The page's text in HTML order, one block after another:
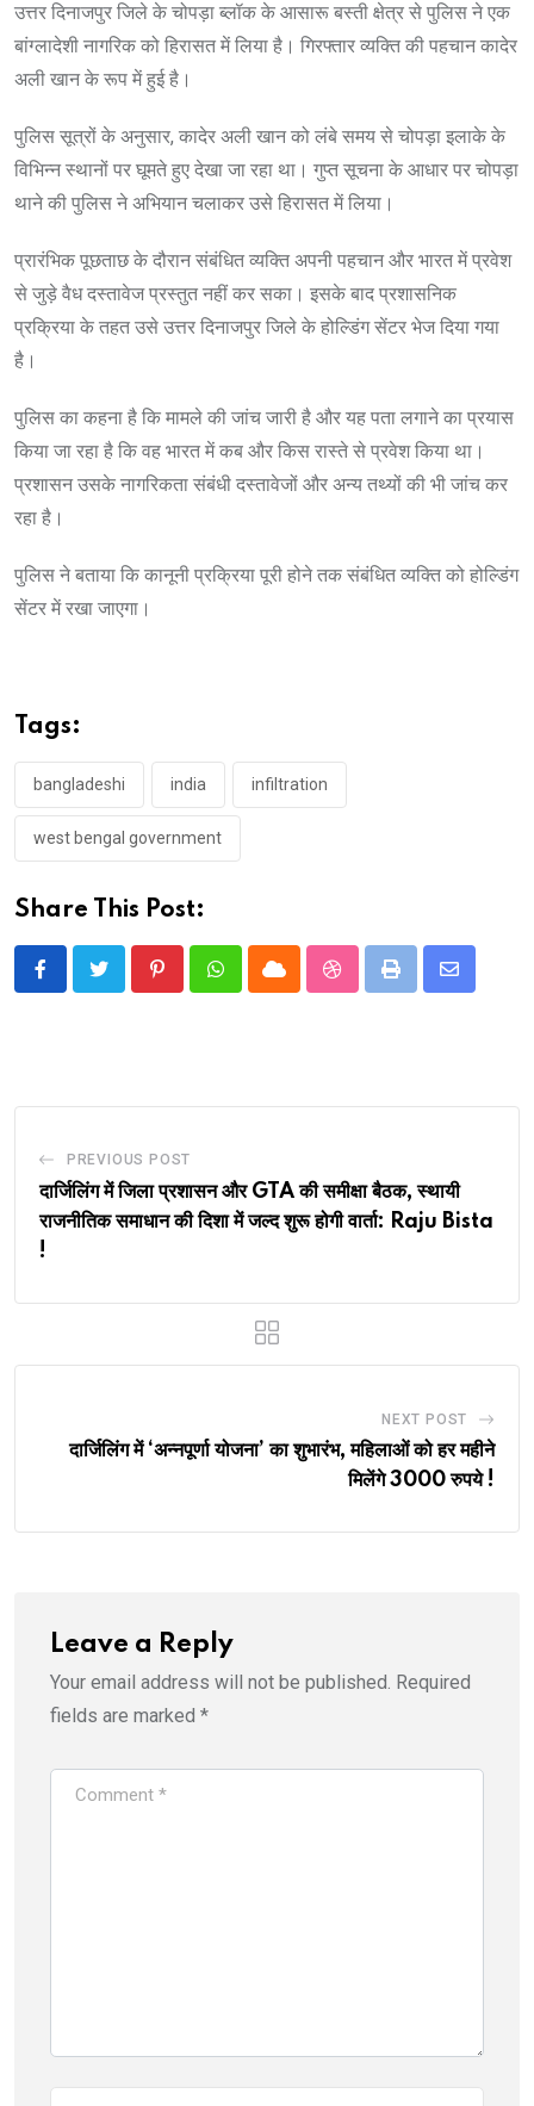
उत्तर दिनाजपुर जिले के चोपड़ा ब्लॉक के आसारू बस्ती क्षेत्र से पुलिस ने एक
बांग्लादेशी नागरिक को हिरासत में लिया है। गिरफ्तार व्यक्ति की पहचान कादेर
अली खान के रूप में हुई है।
पुलिस सूत्रों के अनुसार, कादेर अली खान को लंबे समय से चोपड़ा इलाके के
विभिन्न स्थानों पर घूमते हुए देखा जा रहा था। गुप्त सूचना के आधार पर चोपड़ा
थाने की पुलिस ने अभियान चलाकर उसे हिरासत में लिया।
प्रारंभिक पूछताछ के दौरान संबंधित व्यक्ति अपनी पहचान और भारत में प्रवेश
से जुड़े वैध दस्तावेज प्रस्तुत नहीं कर सका। इसके बाद प्रशासनिक
प्रक्रिया के तहत उसे उत्तर दिनाजपुर जिले के होल्डिंग सेंटर भेज दिया गया
है।
पुलिस का कहना है कि मामले की जांच जारी है और यह पता लगाने का प्रयास
किया जा रहा है कि वह भारत में कब और किस रास्ते से प्रवेश किया था।
प्रशासन उसके नागरिकता संबंधी दस्तावेजों और अन्य तथ्यों की भी जांच कर
रहा है।
पुलिस ने बताया कि कानूनी प्रक्रिया पूरी होने तक संबंधित व्यक्ति को होल्डिंग
सेंटर में रखा जाएगा।
Tags:
bangladeshi india infiltration
west bengal government
Share This Post:
PinterestWhatsappCloud StumbleUpon
Print
Share
PREVIOUS POST
दार्जिलिंग में जिला प्रशासन और GTA की समीक्षा बैठक, स्थायी
राजनीतिक समाधान की दिशा में जल्द शुरू होगी वार्ता: Raju Bista
!
NEXT POST
दार्जिलिंग में ‘अन्नपूर्णा योजना’ का शुभारंभ, महिलाओं को हर महीने
मिलेंगे 3000 रुपये !
Leave a Reply
Your email address will not be published. Required
fields are marked *